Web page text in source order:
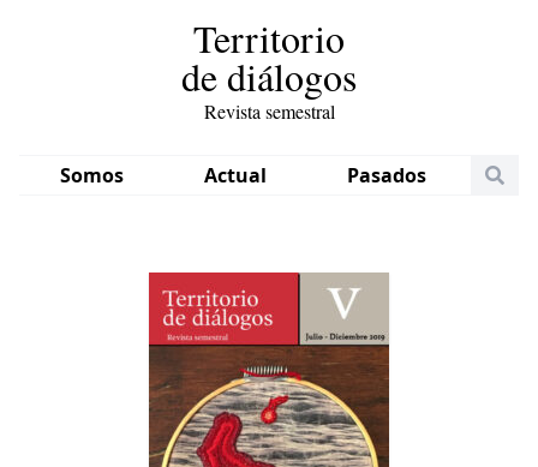
Territorio
de diálogos
Revista semestral
Somos Actual Pasados